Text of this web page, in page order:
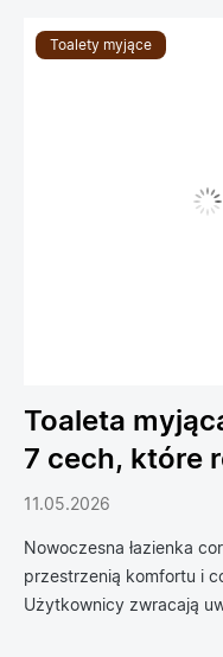
Toalety myjące
Toaleta
7 cech, które
podnoszą
codziennego
11.05.2026
Nowoczesna łazienka
przestrzenią komfortu i
Użytkownicy zwracają